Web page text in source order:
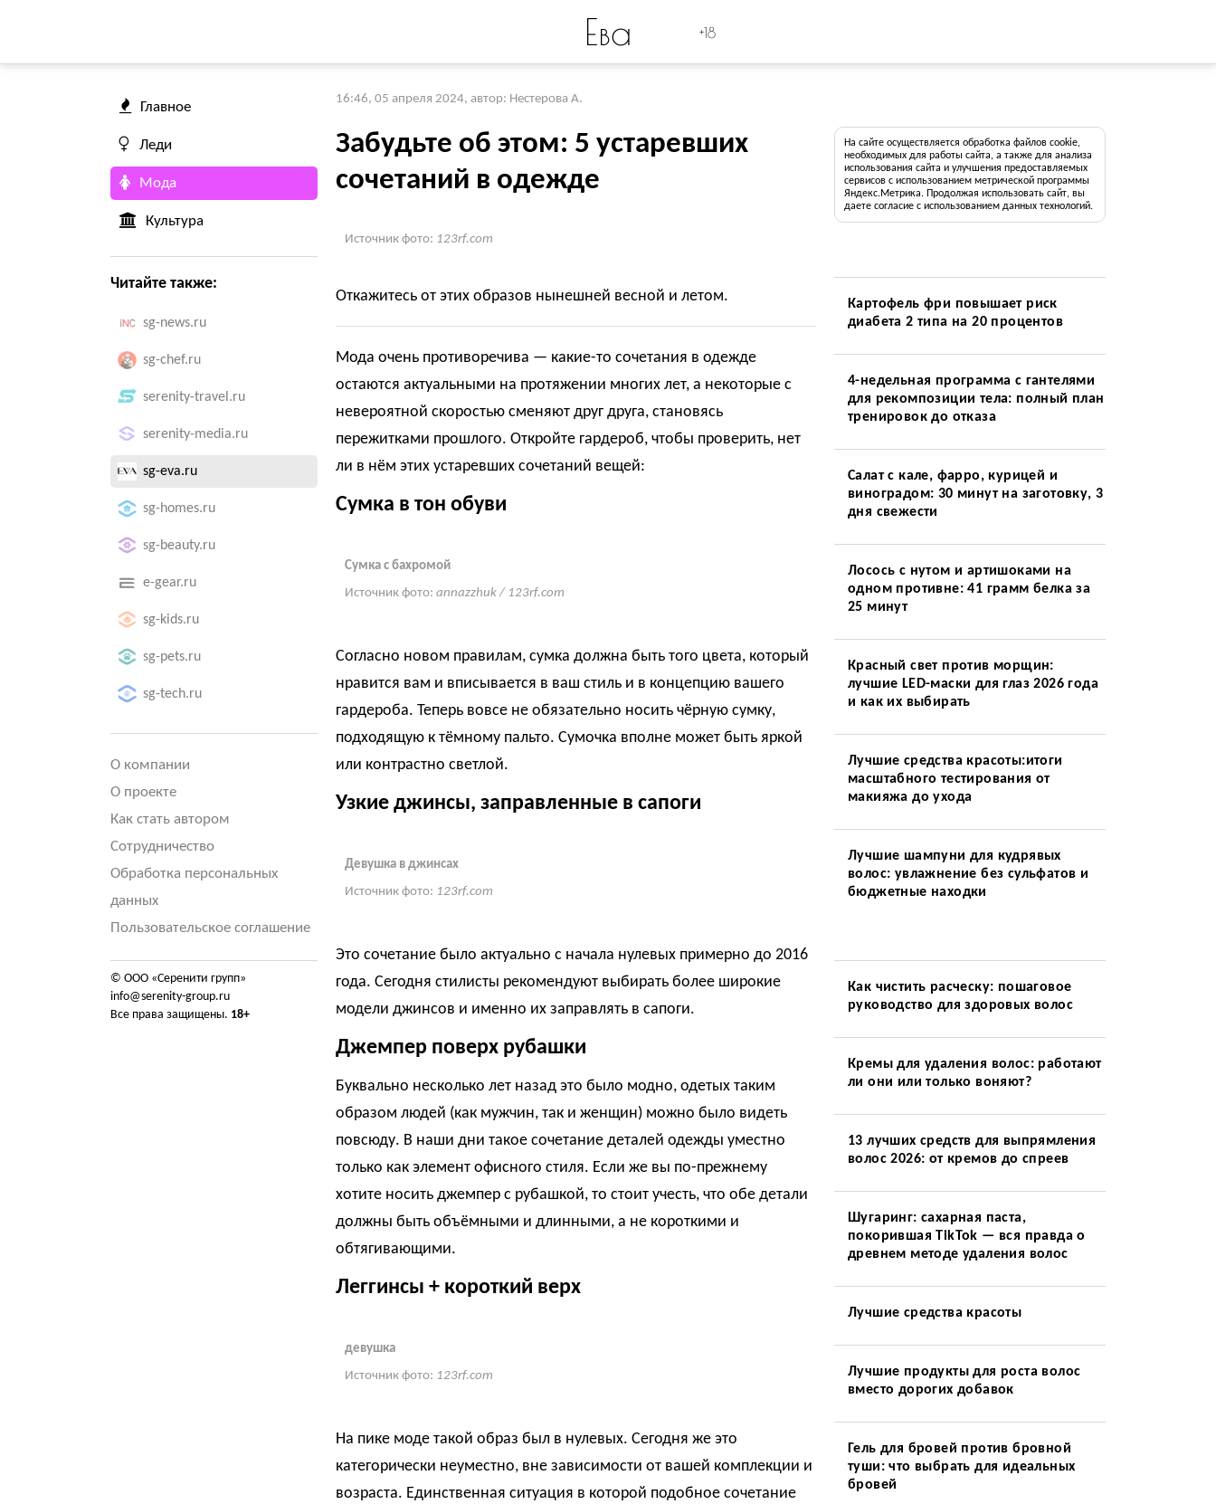
Ева +18
Главное
Леди
Мода
Культура
Читайте также:
sg-news.ru
sg-chef.ru
serenity-travel.ru
serenity-media.ru
sg-eva.ru
sg-homes.ru
sg-beauty.ru
e-gear.ru
sg-kids.ru
sg-pets.ru
sg-tech.ru
О компании
О проекте
Как стать автором
Сотрудничество
Обработка персональных
данных
Пользовательское соглашение
© ООО «Серенити групп»
info@serenity-group.ru
Все права защищены. 18+
16:46, 05 апреля 2024, автор: Нестерова А.
Забудьте об этом: 5 устаревших
сочетаний в одежде
Источник фото: 123rf.com
Откажитесь от этих образов нынешней весной и летом.
Мода очень противоречива — какие-то сочетания в одежде
остаются актуальными на протяжении многих лет, а некоторые с
невероятной скоростью сменяют друг друга, становясь
пережитками прошлого. Откройте гардероб, чтобы проверить, нет
ли в нём этих устаревших сочетаний вещей:
Сумка в тон обуви
Сумка с бахромой
Источник фото: annazzhuk / 123rf.com
Согласно новом правилам, сумка должна быть того цвета, который
нравится вам и вписывается в ваш стиль и в концепцию вашего
гардероба. Теперь вовсе не обязательно носить чёрную сумку,
подходящую к тёмному пальто. Сумочка вполне может быть яркой
или контрастно светлой.
Узкие джинсы, заправленные в сапоги
Девушка в джинсах
Источник фото: 123rf.com
Это сочетание было актуально с начала нулевых примерно до 2016
года. Сегодня стилисты рекомендуют выбирать более широкие
модели джинсов и именно их заправлять в сапоги.
Джемпер поверх рубашки
Буквально несколько лет назад это было модно, одетых таким
образом людей (как мужчин, так и женщин) можно было видеть
повсюду. В наши дни такое сочетание деталей одежды уместно
только как элемент офисного стиля. Если же вы по-прежнему
хотите носить джемпер с рубашкой, то стоит учесть, что обе детали
должны быть объёмными и длинными, а не короткими и
обтягивающими.
Леггинсы + короткий верх
девушка
Источник фото: 123rf.com
На пике моде такой образ был в нулевых. Сегодня же это
категорически неуместно, вне зависимости от вашей комплекции и
возраста. Единственная ситуация в которой подобное сочетание
На сайте осуществляется обработка файлов cookie,
необходимых для работы сайта, а также для анализа
использования сайта и улучшения предоставляемых
сервисов с использованием метрической программы
Яндекс.Метрика. Продолжая использовать сайт, вы
даете согласие с использованием данных технологий.
Картофель фри повышает риск
диабета 2 типа на 20 процентов
4-недельная программа с гантелями
для рекомпозиции тела: полный план
тренировок до отказа
Салат с кале, фарро, курицей и
виноградом: 30 минут на заготовку, 3
дня свежести
Лосось с нутом и артишоками на
одном противне: 41 грамм белка за
25 минут
Красный свет против морщин:
лучшие LED-маски для глаз 2026 года
и как их выбирать
Лучшие средства красоты:итоги
масштабного тестирования от
макияжа до ухода
Лучшие шампуни для кудрявых
волос: увлажнение без сульфатов и
бюджетные находки
Как чистить расческу: пошаговое
руководство для здоровых волос
Кремы для удаления волос: работают
ли они или только воняют?
13 лучших средств для выпрямления
волос 2026: от кремов до спреев
Шугаринг: сахарная паста,
покорившая TikTok — вся правда о
древнем методе удаления волос
Лучшие средства красоты
Лучшие продукты для роста волос
вместо дорогих добавок
Гель для бровей против бровной
туши: что выбрать для идеальных
бровей